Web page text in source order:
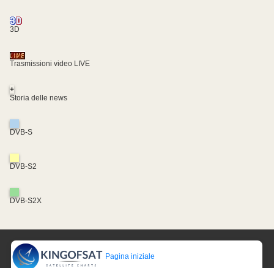
3D
Trasmissioni video LIVE
+
Storia delle news
DVB-S
DVB-S2
DVB-S2X
Pagina iniziale